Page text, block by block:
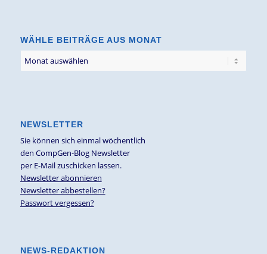
WÄHLE BEITRÄGE AUS MONAT
NEWSLETTER
Sie können sich einmal wöchentlich
den CompGen-Blog Newsletter
per E-Mail zuschicken lassen.
Newsletter abonnieren
Newsletter abbestellen?
Passwort vergessen?
NEWS-REDAKTION